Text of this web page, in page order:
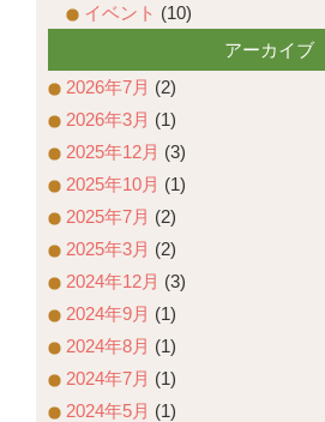
イベント (10)
アーカイブ
2026年7月 (2)
2026年3月 (1)
2025年12月 (3)
2025年10月 (1)
2025年7月 (2)
2025年3月 (2)
2024年12月 (3)
2024年9月 (1)
2024年8月 (1)
2024年7月 (1)
2024年5月 (1)